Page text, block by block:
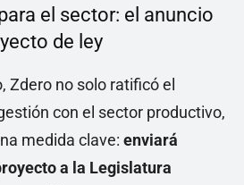
el sector: el anuncio
de ley
Zdero no solo ratificó el
con el sector productivo,
medida clave: enviará
a la Legislatura